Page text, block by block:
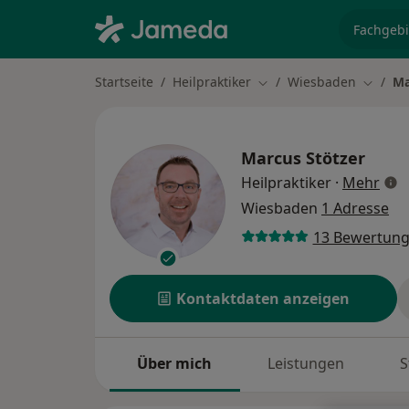
Startseite Heilpraktiker Stadt ändern
Wiesbaden Stadt
Marcus Stötzer
Heilpraktiker · Mehr
Wiesbaden 1 Adresse
13
Kontaktdaten anzeigen
Über mich Leistungen